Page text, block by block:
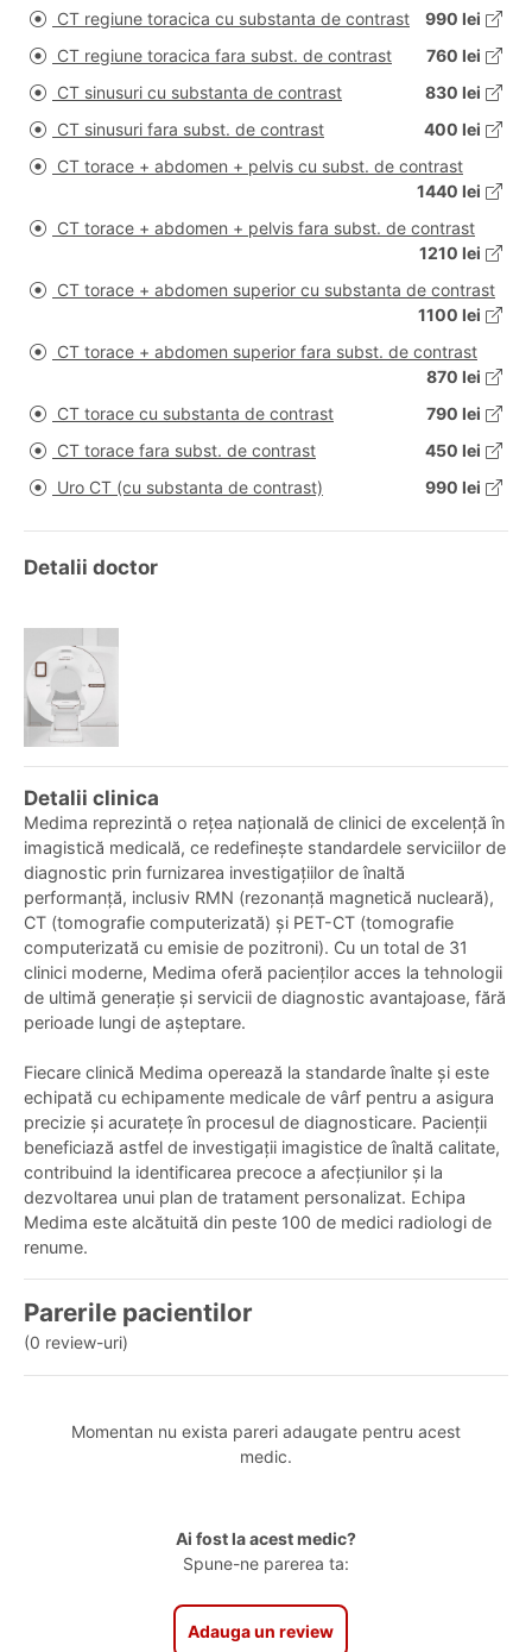
CT regiune toracica cu substanta de contrast
990 lei
CT regiune toracica fara subst. de contrast
760 lei
CT sinusuri cu substanta de contrast
830 lei
CT sinusuri fara subst. de contrast
400 lei
CT torace + abdomen + pelvis cu subst. de contrast
1440 lei
CT torace + abdomen + pelvis fara subst. de contrast
1210 lei
CT torace + abdomen superior cu substanta de contrast
1100 lei
CT torace + abdomen superior fara subst. de contrast
870 lei
CT torace cu substanta de contrast
790 lei
CT torace fara subst. de contrast
450 lei
Uro CT (cu substanta de contrast)
990 lei
Detalii doctor
Detalii clinica
Medima reprezintă o rețea națională de clinici de excelență în
imagistică medicală, ce redefinește standardele serviciilor de
diagnostic prin furnizarea investigațiilor de înaltă
performanță, inclusiv RMN (rezonanță magnetică nucleară),
CT (tomografie computerizată) și PET-CT (tomografie
computerizată cu emisie de pozitroni). Cu un total de 31
clinici moderne, Medima oferă pacienților acces la tehnologii
de ultimă generație și servicii de diagnostic avantajoase, fără
perioade lungi de așteptare.
Fiecare clinică Medima operează la standarde înalte și este
echipată cu echipamente medicale de vârf pentru a asigura
precizie și acuratețe în procesul de diagnosticare. Pacienții
beneficiază astfel de investigații imagistice de înaltă calitate,
contribuind la identificarea precoce a afecțiunilor și la
dezvoltarea unui plan de tratament personalizat. Echipa
Medima este alcătuită din peste 100 de medici radiologi de
renume.
Parerile pacientilor
(0 review-uri)
Momentan nu exista pareri adaugate pentru acest
medic.
Ai fost la acest medic?
Spune-ne parerea ta:
Adauga un review